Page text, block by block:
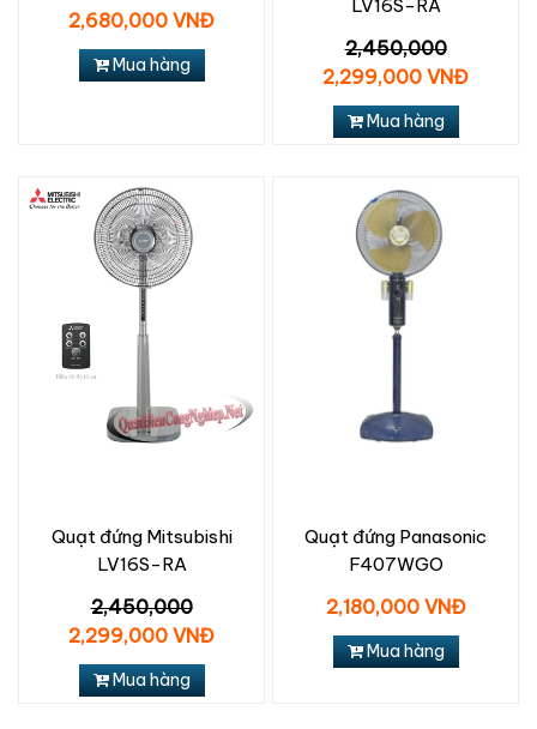
2,680,000 VNĐ
Mua hàng
LV16S-RA
2,450,000
2,299,000 VNĐ
Mua hàng
Quạt đứng Mitsubishi
LV16S-RA
2,450,000
2,299,000 VNĐ
Mua hàng
Quạt đứng Panasonic
F407WGO
2,180,000 VNĐ
Mua hàng